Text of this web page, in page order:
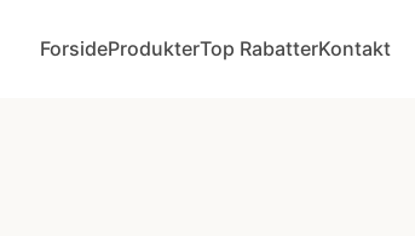
ForsideProdukterTop RabatterKontakt